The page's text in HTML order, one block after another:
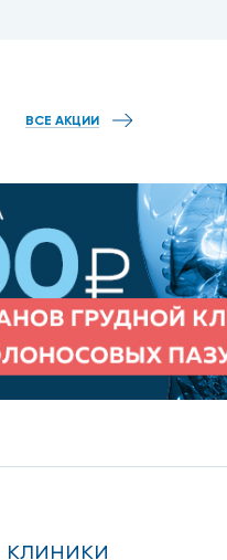
ВСЕ АКЦИИ